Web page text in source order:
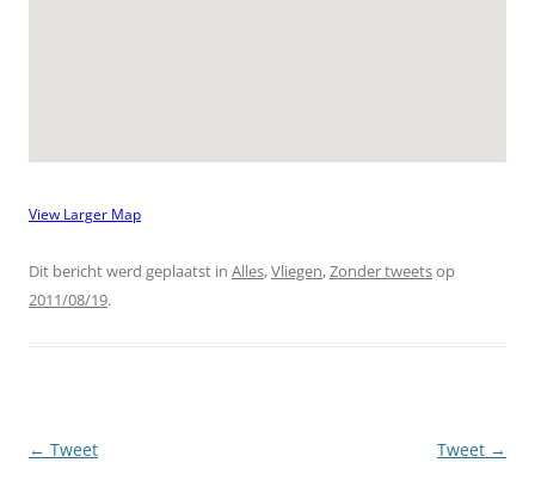
View Larger Map
Dit bericht werd geplaatst in Alles,Vliegen,Zonder tweetsop
2011/08/19.
Berichtnavigatie
← Tweet Tweet →